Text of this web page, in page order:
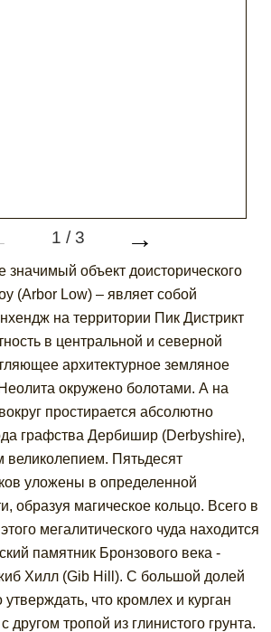
1 /3 →
значимый объект доисторического
(Arbor Low) – являет собой
на территории Пик Дистрикт
в центральной и северной
архитектурное земляное
окружено болотами. А на
простирается абсолютно
графства Дербишир (Derbyshire),
Пятьдесят
уложены в определенной
образуя магическое кольцо. Всего в
мегалитического чуда находится
памятник Бронзового века -
Хилл (Gib Hill). С большой долей
что кромлех и курган
другом тропой из глинистого грунта.